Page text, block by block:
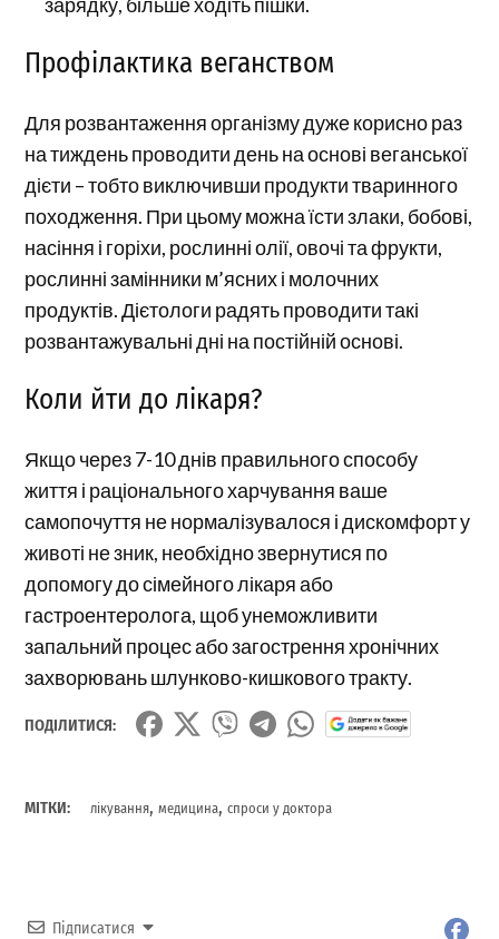
зарядку, більше ходіть пішки.
Профілактика веганством
Для розвантаження організму дуже корисно раз
на тиждень проводити день на основі веганської
дієти – тобто виключивши продукти тваринного
походження. При цьому можна їсти злаки, бобові,
насіння і горіхи, рослинні олії, овочі та фрукти,
рослинні замінники м’ясних і молочних
продуктів. Дієтологи радять проводити такі
розвантажувальні дні на постійній основі.
Коли йти до лікаря?
Якщо через 7-10 днів правильного способу
життя і раціонального харчування ваше
самопочуття не нормалізувалося і дискомфорт у
животі не зник, необхідно звернутися по
допомогу до сімейного лікаря або
гастроентеролога, щоб унеможливити
запальний процес або загострення хронічних
захворювань шлунково-кишкового тракту.
ПОДІЛИТИСЯ:
МІТКИ: лікування,медицина,спроси у доктора
Підписатися